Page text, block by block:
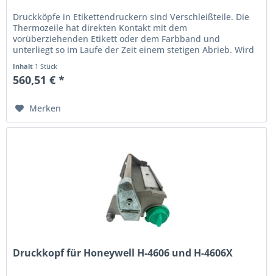
Druckköpfe in Etikettendruckern sind Verschleißteile. Die
Thermo­zeile hat direkten Kontakt mit dem
vorüberziehenden Etikett oder dem Farbband und
unterliegt so im Laufe der Zeit einem stetigen Abrieb. Wird
Inhalt 1 Stück
560,51 € *
Merken
Druckkopf für Honeywell H-4606 und H-4606X